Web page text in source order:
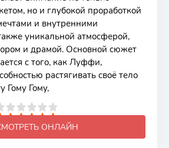
но и глубокой проработкой
и внутренними
уникальной атмосферой,
и драмой. Основной сюжет
с того, как Луффи,
растягивать своё тело
Гому Гому,
ОНЛАЙН